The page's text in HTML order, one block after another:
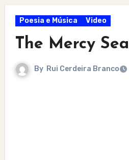
Poesia e Música Video
The Mercy
By Rui Cerdeira Branco